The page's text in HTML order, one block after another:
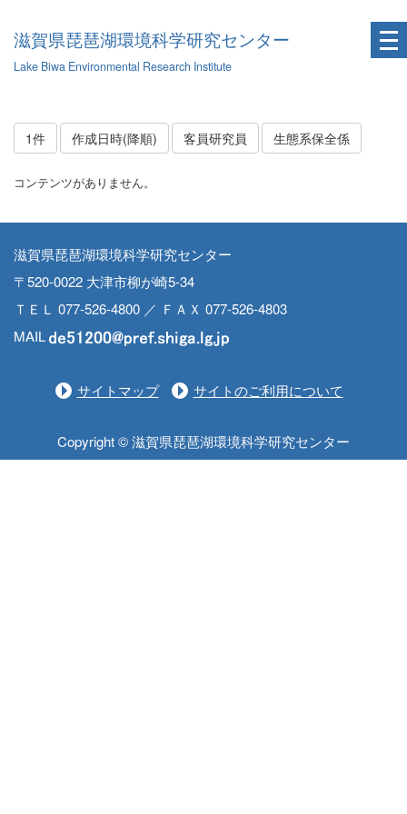
滋賀県琵琶湖環境科学研究センター
Lake Biwa Environmental Research Institute
1件 作成日時(降順) 客員研究員 生態系保全係
コンテンツがありません。
滋賀県琵琶湖環境科学研究センター
〒520-0022 大津市柳が崎5-34
ＴＥＬ 077-526-4800 ／ ＦＡＸ 077-526-4803
MAIL
サイトマップ サイトのご利用について
Copyright © 滋賀県琵琶湖環境科学研究センター